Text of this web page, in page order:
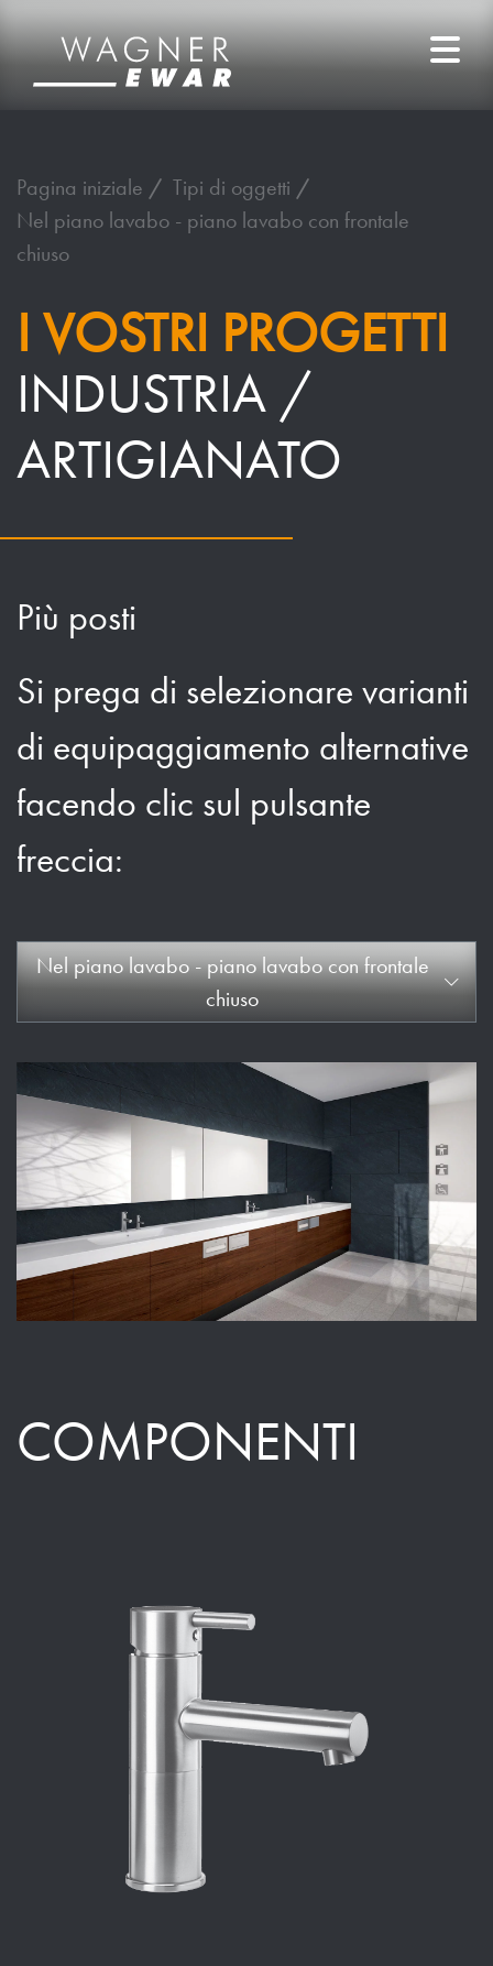
Pagina iniziale
Tipi di oggetti
Nel piano lavabo - piano lavabo con frontale
chiuso
I VOSTRI PROGETTI
INDUSTRIA /
ARTIGIANATO
Più posti
Si prega di selezionare varianti
di equipaggiamento alternative
facendo clic sul pulsante
freccia:
Nel piano lavabo - piano lavabo con frontale
chiuso
COMPONENTI